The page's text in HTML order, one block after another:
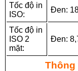
Tốc độ in
ISO:
Đen:
Tốc độ in
ISO 2
mặt:
Đen:
Thông